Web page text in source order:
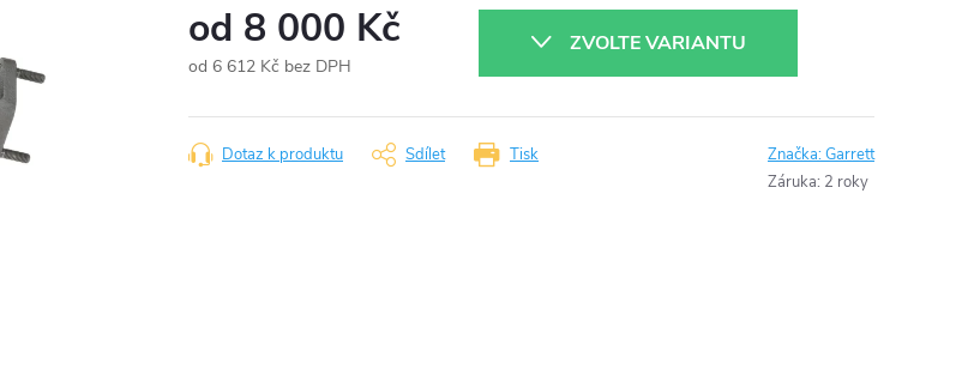
od 8 000 Kč
od 6 612 Kč bez DPH
cena:
ZVOLTE VARIANTU
Tisk
Dotaz k produktu Sdílet Značka:Garrett
Záruka: 2 roky